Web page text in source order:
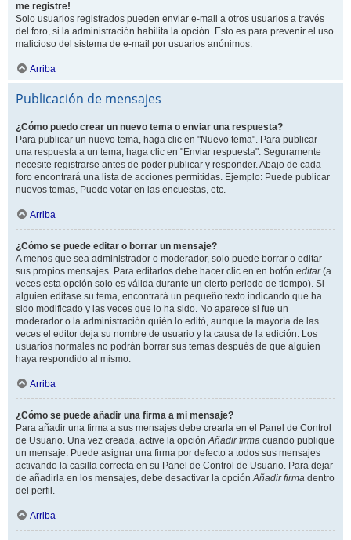
me registre!
Solo usuarios registrados pueden enviar e-mail a otros usuarios a través
del foro, si la administración habilita la opción. Esto es para prevenir el uso
malicioso del sistema de e-mail por usuarios anónimos.
Arriba
Publicación de mensajes
¿Cómo puedo crear un nuevo tema o enviar una respuesta?
Para publicar un nuevo tema, haga clic en "Nuevo tema". Para publicar
una respuesta a un tema, haga clic en "Enviar respuesta". Seguramente
necesite registrarse antes de poder publicar y responder. Abajo de cada
foro encontrará una lista de acciones permitidas. Ejemplo: Puede publicar
nuevos temas, Puede votar en las encuestas, etc.
Arriba
¿Cómo se puede editar o borrar un mensaje?
A menos que sea administrador o moderador, solo puede borrar o editar
sus propios mensajes. Para editarlos debe hacer clic en en botón editar(a
veces esta opción solo es válida durante un cierto periodo de tiempo). Si
alguien editase su tema, encontrará un pequeño texto indicando que ha
sido modificado y las veces que lo ha sido. No aparece si fue un
moderador o la administración quién lo editó, aunque la mayoría de las
veces el editor deja su nombre de usuario y la causa de la edición. Los
usuarios normales no podrán borrar sus temas después de que alguien
haya respondido al mismo.
Arriba
¿Cómo se puede añadir una firma a mi mensaje?
Para añadir una firma a sus mensajes debe crearla en el Panel de Control
de Usuario. Una vez creada, active la opciónAñadir firma cuando publique
un mensaje. Puede asignar una firma por defecto a todos sus mensajes
activando la casilla correcta en su Panel de Control de Usuario. Para dejar
de añadirla en los mensajes, debe desactivar la opciónAñadir firma dentro
del perfil.
Arriba